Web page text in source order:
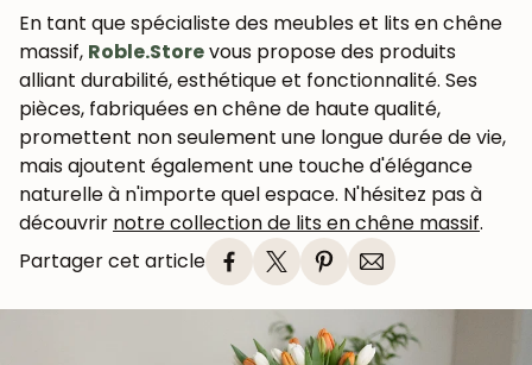
En tant que spécialiste des meubles et lits en chêne
massif, Roble.Storevous propose des produits
alliant durabilité, esthétique et fonctionnalité. Ses
pièces, fabriquées en chêne de haute qualité,
promettent non seulement une longue durée de vie,
mais ajoutent également une touche d'élégance
naturelle à n'importe quel espace. N'hésitez pas à
découvrir notre collection de lits en chêne massif.
Partager cet article